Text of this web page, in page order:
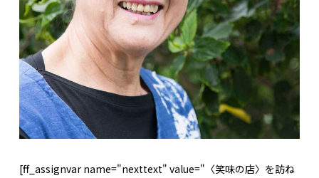
[ff_assignvar name="nexttext" value="〈笑味の店〉を訪ね